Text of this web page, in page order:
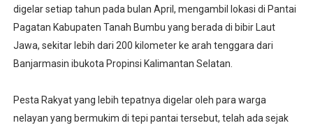
digelar setiap tahun pada bulan April, mengambil lokasi di Pantai
Pagatan Kabupaten Tanah Bumbu yang berada di bibir Laut
Jawa, sekitar lebih dari 200 kilometer ke arah tenggara dari
Banjarmasin ibukota Propinsi Kalimantan Selatan.
Pesta Rakyat yang lebih tepatnya digelar oleh para warga
nelayan yang bermukim di tepi pantai tersebut, telah ada sejak